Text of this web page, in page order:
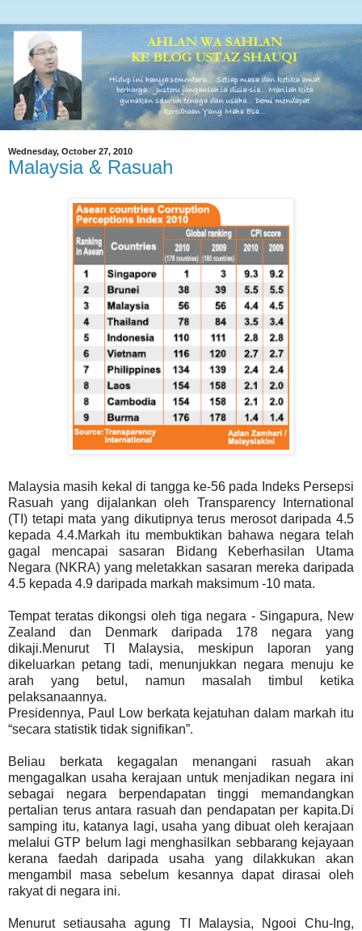
Wednesday, October 27, 2010
Malaysia & Rasuah
Malaysia masih kekal di tangga ke-56 pada Indeks Persepsi
Rasuah yang dijalankan oleh Transparency International
(TI) tetapi mata yang dikutipnya terus merosot daripada 4.5
kepada 4.4.Markah itu membuktikan bahawa negara telah
gagal mencapai sasaran Bidang Keberhasilan Utama
Negara (NKRA) yang meletakkan sasaran mereka daripada
4.5 kepada 4.9 daripada markah maksimum -10 mata.
Tempat teratas dikongsi oleh tiga negara - Singapura, New
Zealand dan Denmark daripada 178 negara yang
dikaji.Menurut TI Malaysia, meskipun laporan yang
dikeluarkan petang tadi, menunjukkan negara menuju ke
arah yang betul, namun masalah timbul ketika
pelaksanaannya.
Presidennya, Paul Low berkata kejatuhan dalam markah itu
“secara statistik tidak signifikan”.
Beliau berkata kegagalan menangani rasuah akan
mengagalkan usaha kerajaan untuk menjadikan negara ini
sebagai negara berpendapatan tinggi memandangkan
pertalian terus antara rasuah dan pendapatan per kapita.Di
samping itu, katanya lagi, usaha yang dibuat oleh kerajaan
melalui GTP belum lagi menghasilkan sebbarang kejayaan
kerana faedah daripada usaha yang dilakkukan akan
mengambil masa sebelum kesannya dapat dirasai oleh
rakyat di negara ini.
Menurut setiausaha agung TI Malaysia, Ngooi Chu-Ing,